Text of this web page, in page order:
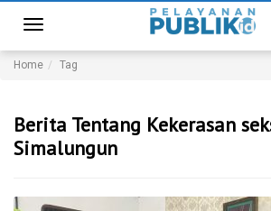
Toggle
navigation
Home Tag
Berita Tentang Kekerasan
Simalungun